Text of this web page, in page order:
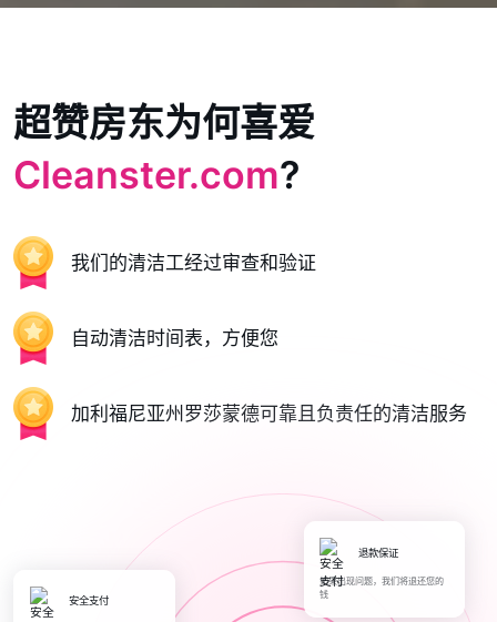
超赞房东为何喜爱
Cleanster.com?
我们的清洁工经过审查和验证
自动清洁时间表，方便您
加利福尼亚州罗莎蒙德可靠且负责任的清洁服务
安全支付
退款保证
如果出现问题，我们将退还您的
钱